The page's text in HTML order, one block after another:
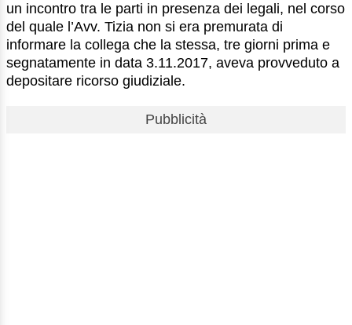
un incontro tra le parti in presenza dei legali, nel corso
del quale l’Avv. Tizia non si era premurata di
informare la collega che la stessa, tre giorni prima e
segnatamente in data 3.11.2017, aveva provveduto a
depositare ricorso giudiziale.
Pubblicità